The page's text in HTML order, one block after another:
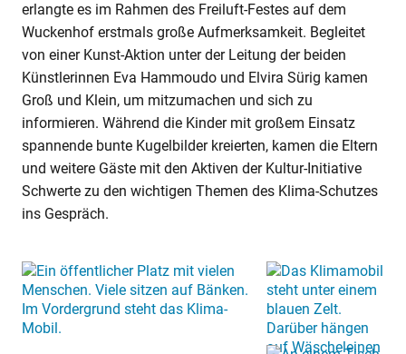
erlangte es im Rahmen des Freiluft-Festes auf dem
Wuckenhof erstmals große Aufmerksamkeit. Begleitet
von einer Kunst-Aktion unter der Leitung der beiden
Künstlerinnen Eva Hammoudo und Elvira Sürig kamen
Groß und Klein, um mitzumachen und sich zu
informieren. Während die Kinder mit großem Einsatz
spannende bunte Kugelbilder kreierten, kamen die Eltern
und weitere Gäste mit den Aktiven der Kultur-Initiative
Schwerte zu den wichtigen Themen des Klima-Schutzes
ins Gespräch.